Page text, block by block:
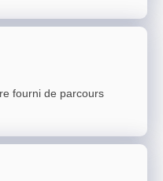
fourni de parcours